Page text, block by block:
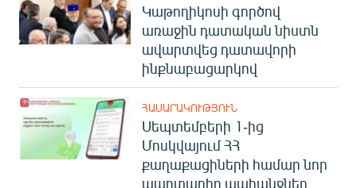
Կաթողիկոսի գործով
առաջին դատական նիստն
ավարտվեց դատավորի
ինքնաբացարկով
ՀԱՍԱՐԱԿՈՒԹՅՈՒՆ
Սեպտեմբերի 1-ից
Մոսկվայում ՀՀ
քաղաքացիների համար նոր
պարտադիր պահանջներ